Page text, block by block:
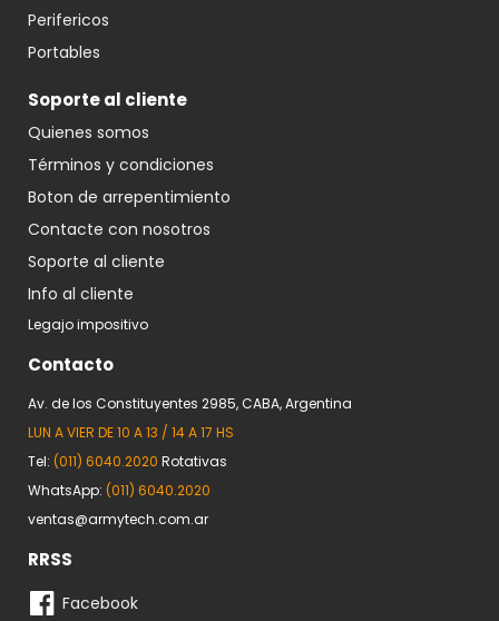
Perifericos
Portables
Soporte al cliente
Quienes somos
Términos y condiciones
Boton de arrepentimiento
Contacte con nosotros
Soporte al cliente
Info al cliente
Legajo impositivo
Contacto
Av. de los Constituyentes 2985, CABA, Argentina
LUN A VIER DE 10 A 13 / 14 A 17 HS
Tel: (011) 6040.2020 Rotativas
WhatsApp: (011) 6040.2020
ventas@armytech.com.ar
RRSS
Facebook